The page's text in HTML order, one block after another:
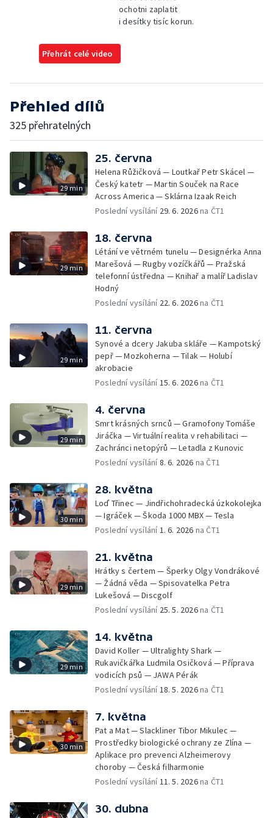
ochotni zaplatit
i desítky tisíc korun.
Přehrát celé video
Přehled dílů
325 přehratelných
29 min
25. června
Helena Růžičková — Loutkař Petr Skácel —
Český katetr — Martin Souček na Race
Across America — Sklárna Izaak Reich
Poslední vysílání 29. 6. 2026na ČT1
29 min
18. června
Létání ve větrném tunelu — Designérka Anna
Marešová — Rugby vozíčkářů — Pražská
telefonní ústředna — Knihař a malíř Ladislav
Hodný
Poslední vysílání 22. 6. 2026na ČT1
29 min
11. června
Synové a dcery Jakuba skláře — Kampotský
pepř — Mozkoherna — Tilak — Holubí
akrobacie
Poslední vysílání15. 6. 2026na ČT1
29 min
4. června
Smrt krásných srnců — Gramofony Tomáše
Jiráčka — Virtuální realita v rehabilitaci —
Zachránci netopýrů — Letadla z Kunovic
Poslední vysílání8. 6. 2026 na ČT1
30 min
28. května
Loď Třinec — Jindřichohradecká úzkokolejka
— Igráček — Škoda 1000 MBX — Tesla
Poslední vysílání1. 6. 2026 na ČT1
29 min
21. května
Hrátky s čertem — Šperky Olgy Vondrákové
— Žádná věda — Spisovatelka Petra
Lukešová — Discgolf
Poslední vysílání 25. 5. 2026na ČT1
29 min
14. května
David Koller — Ultralighty Shark —
Rukavičkářka Ludmila Osičková — Příprava
vodicích psů — JAWA Pérák
Poslední vysílání18. 5. 2026na ČT1
30 min
7. května
Pat a Mat — Slackliner Tibor Mikulec —
Prostředky biologické ochrany ze Zlína —
Aplikace pro prevenci Alzheimerovy
choroby — Česká filharmonie
Poslední vysílání11. 5. 2026na ČT1
30. dubna